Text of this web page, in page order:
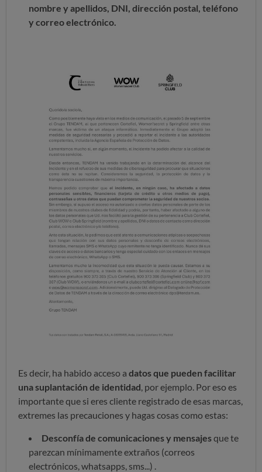
nombre y apellidos, DNI, dirección postal, teléfono
y correo electrónico.
Es decir, ha habido acceso a datos que pueden facilitar
una suplantación de identidad, por ejemplo. Por eso es
importante que si eres cliente registrado de esas marcas,
extremes las precauciones y hagas cosas como estas:
Desconfía de comunicaciones y mensajesque te
parezcan mínimamente extraños (correos
electrónicos, whatsapps, sms...) .